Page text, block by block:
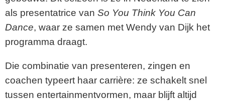
als presentatrice van So You Think You Can
Dance, waar ze samen met Wendy van Dijk het
programma draagt.
Die combinatie van presenteren, zingen en
coachen typeert haar carrière: ze schakelt snel
tussen entertainmentvormen, maar blijft altijd